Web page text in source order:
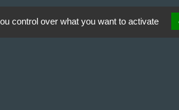
control over what you want to activate